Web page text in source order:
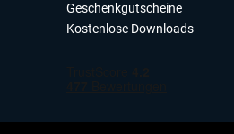
Geschenkgutscheine
Kostenlose Downloads